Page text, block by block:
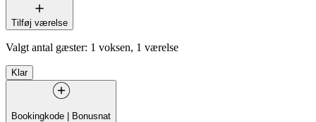
Tilføj værelse
Valgt antal gæster: 1 voksen, 1 værelse
Klar
Bookingkode | Bonusnat